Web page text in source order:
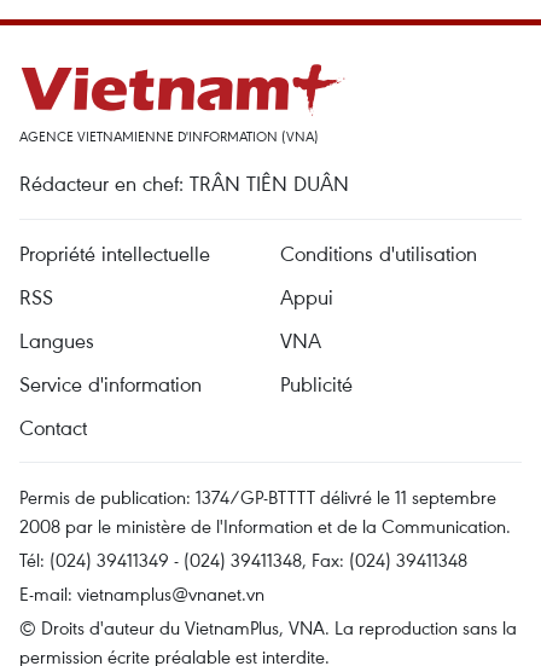
AGENCE VIETNAMIENNE D'INFORMATION (VNA)
Rédacteur en chef: TRÂN TIÊN DUÂN
Propriété intellectuelle
Conditions d'utilisation
RSS
Appui
Langues
VNA
Service d'information
Publicité
Contact
Permis de publication: 1374/GP-BTTTT délivré le 11 septembre
2008 par le ministère de l'Information et de la Communication.
Tél: (024) 39411349 - (024) 39411348, Fax: (024) 39411348
E-mail: vietnamplus@vnanet.vn
© Droits d'auteur du VietnamPlus, VNA. La reproduction sans la
permission écrite préalable est interdite.